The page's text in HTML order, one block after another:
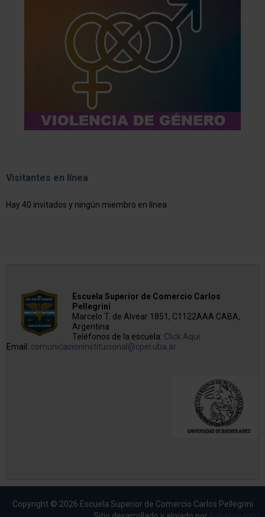
Visitantes en línea
Hay 40 invitados y ningún miembro en línea
Escuela Superior de Comercio Carlos
Pellegrini
Marcelo T. de Alvear 1851, C1122AAA CABA,
Argentina
Teléfonos de la escuela: Click Aqui
Email: comunicacioninstitucional@cpel.uba.ar
Copyright © 2026 Escuela Superior de Comercio Carlos Pellegrini